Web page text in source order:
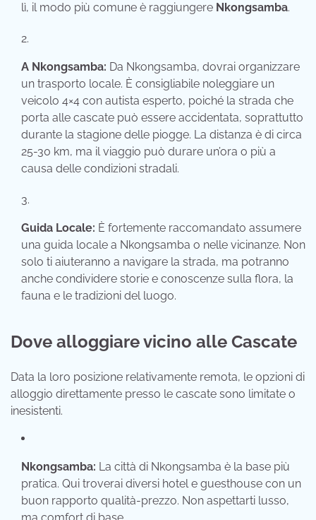
lì, il modo più comune è raggiungere Nkongsamba.
A Nkongsamba: Da Nkongsamba, dovrai organizzare
un trasporto locale. È consigliabile noleggiare un
veicolo 4×4 con autista esperto, poiché la strada che
porta alle cascate può essere accidentata, soprattutto
durante la stagione delle piogge. La distanza è di circa
25-30 km, ma il viaggio può durare un’ora o più a
causa delle condizioni stradali.
Guida Locale: È fortemente raccomandato assumere
una guida locale a Nkongsamba o nelle vicinanze. Non
solo ti aiuteranno a navigare la strada, ma potranno
anche condividere storie e conoscenze sulla flora, la
fauna e le tradizioni del luogo.
Dove alloggiare vicino alle Cascate
Data la loro posizione relativamente remota, le opzioni di
alloggio direttamente presso le cascate sono limitate o
inesistenti.
Nkongsamba: La città di Nkongsamba è la base più
pratica. Qui troverai diversi hotel e guesthouse con un
buon rapporto qualità-prezzo. Non aspettarti lusso,